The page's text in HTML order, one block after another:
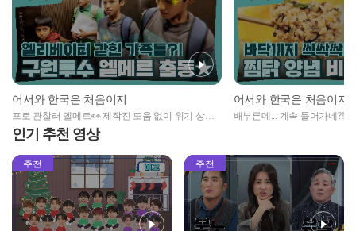
어서와 한국은 처음이지
프로 관찰러 엘메르👀 제작진 도움 없이 위기 상황
극복✨
어서와 한국은 처음이지
배부른데... 계속 들어가네?!
인기 추천 영상
추천 추천